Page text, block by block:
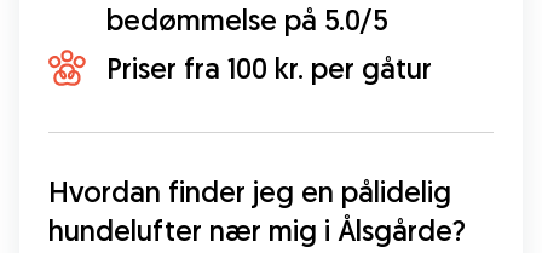
bedømmelse på 5.0/5
Priser fra 100 kr. per gåtur
Hvordan finder jeg en pålidelig
hundelufter nær mig i Ålsgårde?